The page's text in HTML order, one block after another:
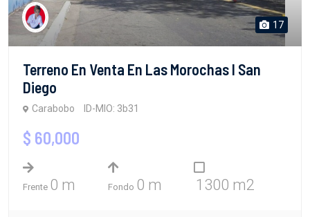
17
Terreno En Venta En Las Morochas I San
Diego
Carabobo ID-MIO: 3b31
$ 60,000
Frente 0 m Fondo 0 m 1300 m2